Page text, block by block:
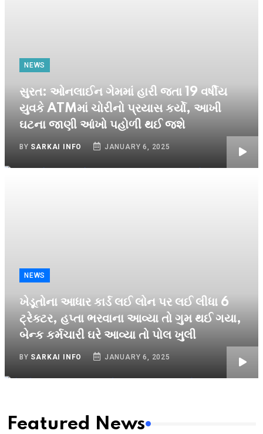
NEWS
સુરત: ઓનલાઈન ગેમમાં હારી જતા 19 વર્ષીય
યુવકે ATMમાં ચોરીનો પ્રયાસ કર્યો, આખી
ઘટના જાણી આંખો પહોળી થઈ જશે
BY SARKAI INFO JANUARY 6, 2025
NEWS
ખેડૂતોના આધાર કાર્ડ લઈ લોન પર લઈ લીધા 6
ટ્રેક્ટર, હપ્તા ભરવાના આવ્યા તો ગુમ થઈ ગયા,
બેન્ક કર્મચારી ઘરે આવ્યા તો પોલ ખુલી
BY SARKAI INFO JANUARY 6, 2025
Featured News